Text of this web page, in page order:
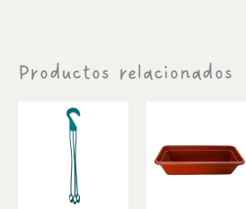
Productos relacionados
tiene